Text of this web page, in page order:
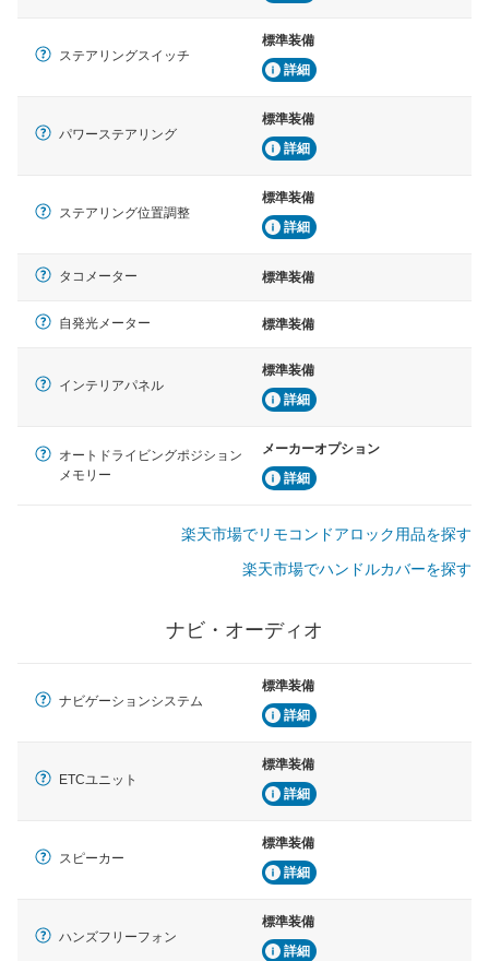
ステアリングスイッチ
標準装備
詳細
パワーステアリング
標準装備
詳細
ステアリング位置調整
標準装備
詳細
タコメーター 標準装備
自発光メーター 標準装備
インテリアパネル
標準装備
詳細
オートドライビングポジション
メモリー
メーカーオプション
詳細
楽天市場でリモコンドアロック用品を探す
楽天市場でハンドルカバーを探す
ナビ・オーディオ
ナビゲーションシステム
標準装備
詳細
ETCユニット
標準装備
詳細
スピーカー
標準装備
詳細
ハンズフリーフォン
標準装備
詳細